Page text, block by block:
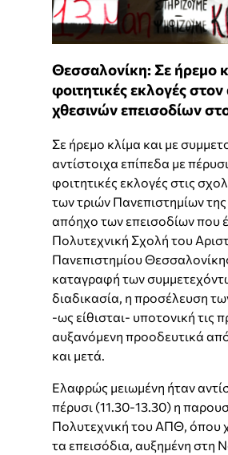
Θεσσαλονίκη: Σε ήρεμο
φοιτητικές εκλογές
χθεσινών επεισοδίων
Σε ήρεμο κλίμα και με
αντίστοιχα επίπεδα με
φοιτητικές εκλογές στις
των τριών Πανεπιστημίων
απόηχο των επεισοδίων που
Πολυτεχνική Σχολή του
Πανεπιστημίου
καταγραφή των
διαδικασία, η προσέλευση
-ως είθισται- υποτονική τις
αυξανόμενη προοδευτικά από
και μετά.
Ελαφρώς μειωμένη ήταν
πέρυσι (11.30-13.30) η
Πολυτεχνική του ΑΠΘ, όπου
τα επεισόδια, αυξημένη στη